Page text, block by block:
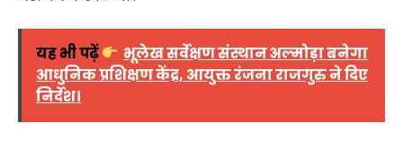
यह भी पढ़ें
भूलेख सर्वेक्षण संस्थान अल्मोड़ा बनेगा
आधुनिक प्रशिक्षण केंद्र, आयुक्त रंजना राजगुरु ने दिए
निर्देश।